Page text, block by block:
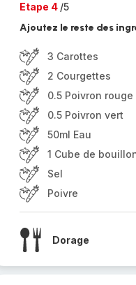
Etape 4 /5
Ajoutez le reste des
3 Carottes
2 Courgettes
0.5 Poivron rouge
0.5 Poivron vert
50ml Eau
1 Cube de
Sel
Poivre
Dorage